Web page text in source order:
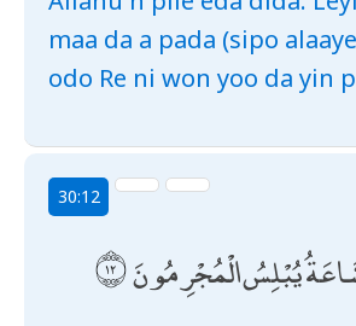
maa da a pada (sipo
odo Re ni won yoo da yin
30:12
يُبْلِسُ الْمُجْرِمُونَ